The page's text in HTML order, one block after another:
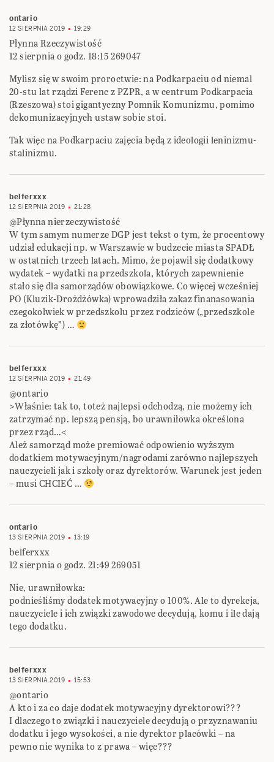
ontario
12 SIERPNIA 2019 19:29
Płynna Rzeczywistość
12 sierpnia o godz. 18:15 269047
Mylisz się w swoim proroctwie: na Podkarpaciu od niemal
20-stu lat rządzi Ferenc z PZPR, a w centrum Podkarpacia
(Rzeszowa) stoi gigantyczny Pomnik Komunizmu, pomimo
dekomunizacyjnych ustaw sobie stoi.
Tak więc na Podkarpaciu zajęcia będą z ideologii leninizmu-
stalinizmu.
belferxxx
12 SIERPNIA 2019 21:28
@Płynna nierzeczywistość
W tym samym numerze DGP jest tekst o tym, że procentowy
udział edukacji np. w Warszawie w budzecie miasta SPADŁ
w ostatnich trzech latach. Mimo, że pojawił się dodatkowy
wydatek – wydatki na przedszkola, których zapewnienie
stało się dla samorządów obowiązkowe. Co więcej wcześniej
PO (Kluzik-Drożdżówka) wprowadziła zakaz finanasowania
czegokolwiek w przedszkolu przez rodziców („przedszkole
za złotówkę”) …
belferxxx
12 SIERPNIA 2019 21:49
@ontario
>Właśnie: tak to, toteż najlepsi odchodzą, nie możemy ich
zatrzymać np. lepszą pensją, bo urawniłowka określona
przez rząd…<
Ależ samorząd może premiować odpowienio wyższym
dodatkiem motywacyjnym/nagrodami zarówno najlepszych
nauczycieli jak i szkoły oraz dyrektorów. Warunek jest jeden
– musi CHCIEĆ …
ontario
13 SIERPNIA 2019 13:19
belferxxx
12 sierpnia o godz. 21:49 269051
Nie, urawniłowka:
podnieśliśmy dodatek motywacyjny o 100%. Ale to dyrekcja,
nauczyciele i ich związki zawodowe decydują, komu i ile dają
tego dodatku.
belferxxx
13 SIERPNIA 2019 15:53
@ontario
A kto i za co daje dodatek motywacyjny dyrektorowi???
I dlaczego to związki i nauczyciele decydują o przyznawaniu
dodatku i jego wysokości, a nie dyrektor placówki – na
pewno nie wynika to z prawa – więc???